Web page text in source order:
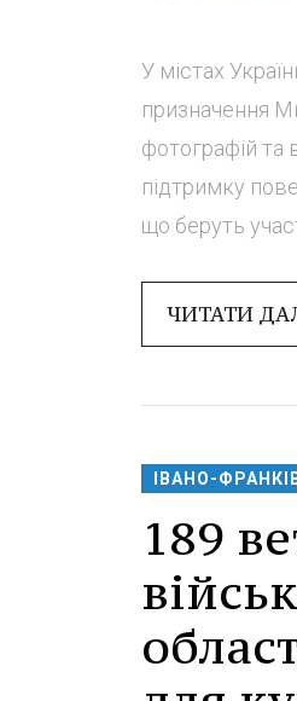
У містах
призначення
фотографій та
підтримку
що беруть
ЧИТАТИ
ІВАНО-
189